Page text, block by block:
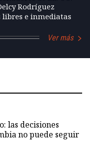
Rodríguez
libres e inmediatas
Ver más
las decisiones
no puede seguir